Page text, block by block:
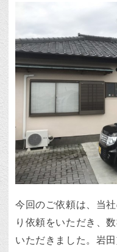
今回のご依頼は、当
り依頼をいただき、
いただきました。岩